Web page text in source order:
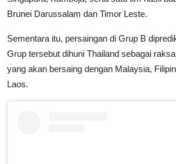
Brunei Darussalam dan Timor Leste.
Sementara itu, persaingan di Grup B
Grup tersebut dihuni Thailand sebagai
yang akan bersaing dengan Malaysia,
Laos.